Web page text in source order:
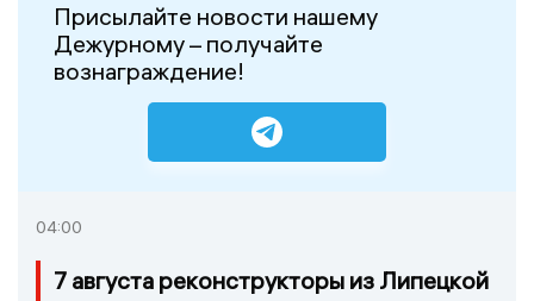
Присылайте новости нашему
Дежурному – получайте
вознаграждение!
04:00
7 августа реконструкторы из Липецкой